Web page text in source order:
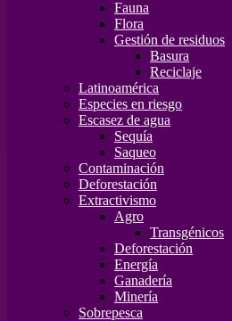
Fauna
Flora
Gestión de residuos
Basura
Reciclaje
Latinoamérica
Especies en riesgo
Escasez de agua
Sequía
Saqueo
Contaminación
Deforestación
Extractivismo
Agro
Transgénicos
Deforestación
Energía
Ganadería
Minería
Sobrepesca